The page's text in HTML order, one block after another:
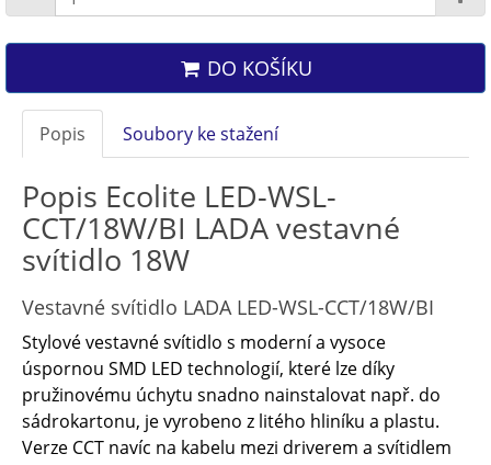
DO KOŠÍKU
Popis Soubory ke stažení
Popis Ecolite LED-WSL-
CCT/18W/BI LADA vestavné
svítidlo 18W
Vestavné svítidlo LADA LED-WSL-CCT/18W/BI
Stylové vestavné svítidlo s moderní a vysoce
úspornou SMD LED technologií, které lze díky
pružinovému úchytu snadno nainstalovat např. do
sádrokartonu, je vyrobeno z litého hliníku a plastu.
Verze CCT navíc na kabelu mezi driverem a svítidlem